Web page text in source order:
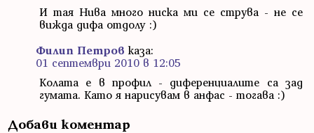
И тая Нива много ниска ми се струва - не се
вижда дифа отдолу :)
Филип Петров каза:
01 септември 2010 в 12:05
Колата е в профил - диференциалите са зад
гумата. Като я нарисувам в анфас - тогава :)
Добави коментар